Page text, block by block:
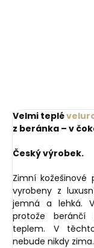
Velmi teplé
z beránka – v
Český výrobek.
Zimní kožešinové
vyrobeny z
jemná a lehká.
protože beránčí
teplem. V
nebude nikdy zima.